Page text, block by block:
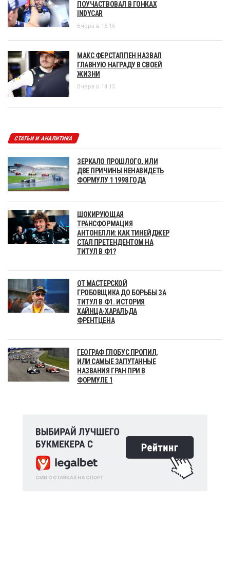
ПОУЧАСТВОВАЛ В ГОНКАХ
INDYCAR
Вчера в 15:16
МАКС ФЕРСТАППЕН НАЗВАЛ
ГЛАВНУЮ НАГРАДУ В СВОЕЙ
ЖИЗНИ
Вчера в 14:15
СТАТЬИ И АНАЛИТИКА
ЗЕРКАЛО ПРОШЛОГО, ИЛИ
ДВЕ ПРИЧИНЫ НЕНАВИДЕТЬ
ФОРМУЛУ 1 1998 ГОДА
ШОКИРУЮЩАЯ
ТРАНСФОРМАЦИЯ
АНТОНЕЛЛИ: КАК ТИНЕЙДЖЕР
СТАЛ ПРЕТЕНДЕНТОМ НА
ТИТУЛ В Ф1?
ОТ МАСТЕРСКОЙ
ГРОБОВЩИКА ДО БОРЬБЫ ЗА
ТИТУЛ В Ф1. ИСТОРИЯ
ХАЙНЦА-ХАРАЛЬДА
ФРЕНТЦЕНА
ГЕОГРАФ ГЛОБУС ПРОПИЛ,
ИЛИ САМЫЕ ЗАПУТАННЫЕ
НАЗВАНИЯ ГРАН ПРИ В
ФОРМУЛЕ 1